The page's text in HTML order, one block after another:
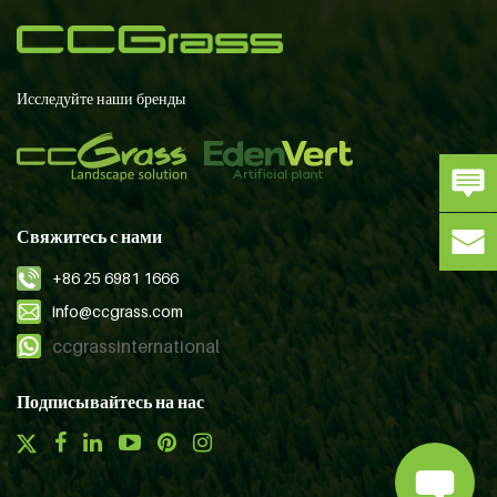
Исследуйте наши бренды
Свяжитесь с нами
+86 25 6981 1666
info@ccgrass.com
ccgrassinternational
Подписывайтесь на нас